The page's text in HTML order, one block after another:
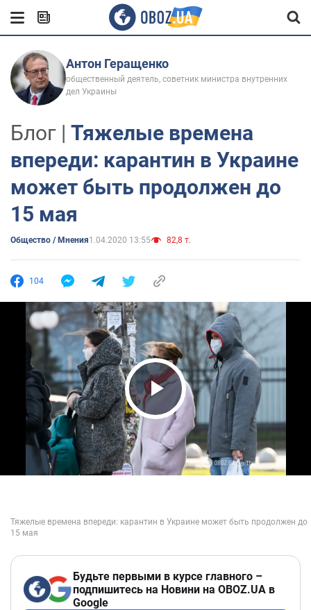
Антон Геращенко
общественный деятель, советник министра внутренних
дел Украины
Блог | Тяжелые времена
впереди: карантин в Украине
может быть продолжен до
15 мая
Общество / Мнения1.04.2020 13:55 82,8 т.
104
Play Video
Будьте первыми в курсе главного –
подпишитесь на Новини на OBOZ.UA в
Google